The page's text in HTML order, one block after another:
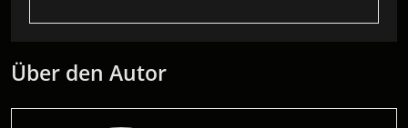
Über den Autor